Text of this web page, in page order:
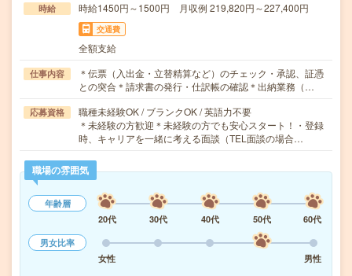
時給 時給1450円～1500円 月収例 219,820円～227,400円
交通費
全額支給
仕事内容
＊伝票（入出金・立替精算など）のチェック・承認、証憑
との突合＊請求書の発行・仕訳帳の確認＊出納業務（…
応募資格
職種未経験OK / ブランクOK / 英語力不要
＊未経験の方歓迎＊未経験の方でも安心スタート！・登録
時、キャリアを一緒に考える面談（TEL面談の場合…
職場の雰囲気
年齢層
20代
30代 40代 50代
60代
男女比率
女性
男性